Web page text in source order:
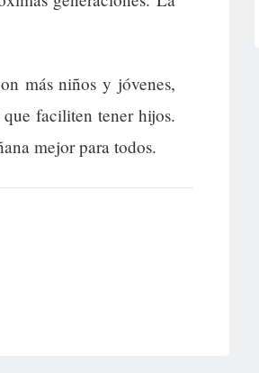
más niños y jóvenes,
faciliten tener hijos.
mejor para todos.